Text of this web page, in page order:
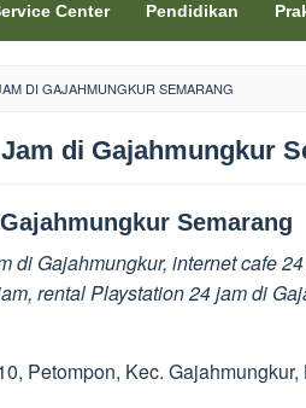
Center Pendidikan
DI GAJAHMUNGKUR SEMARANG
di Gajahmungkur
Semarang
di Gajahmungkur, internet cafe
rental Playstation 24 jam di
Petompon, Kec.